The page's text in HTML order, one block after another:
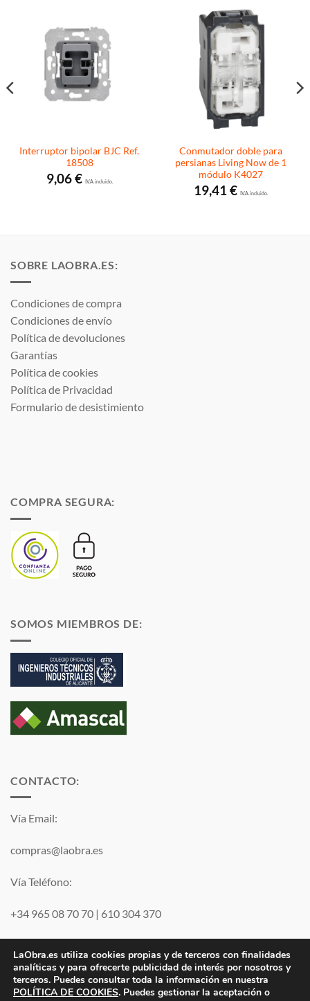
Interruptor bipolar BJC Ref.
18508
9,06€I.V.A. incluido.
Conmutador doble para
persianas Living Now de 1
módulo K4027
19,41 € I.V.A. incluido.
SOBRE LAOBRA.ES:
Condiciones de compra
Condiciones de envío
Política de devoluciones
Garantías
Política de cookies
Política de Privacidad
Formulario de desistimiento
COMPRA SEGURA:
SOMOS MIEMBROS DE:
CONTACTO:
Vía Email:
compras@laobra.es
Vía Teléfono:
+34 965 08 70 70 | 610 304 370
Visa PayPal MasterCard
LaObra.es utiliza cookies propias y de terceros con finalidades
analíticas y para ofrecerte publicidad de interés por nosotros y
terceros. Puedes consultar toda la información en nuestra
POLÍTICA DE COOKIES. Puedes gestionar la aceptación o